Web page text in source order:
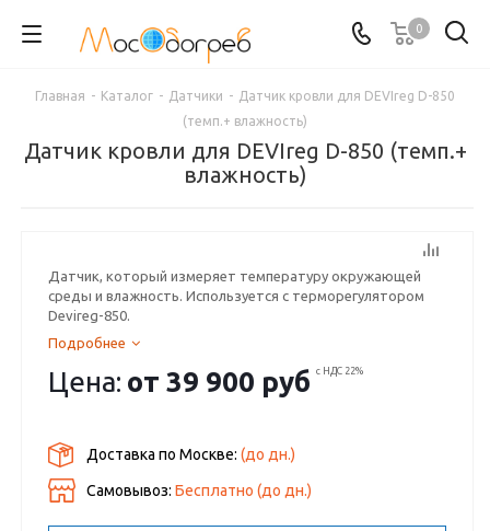
0
Главная - Каталог - Датчики - Датчик кровли для DEVIreg D-850
(темп.+ влажность)
Датчик кровли для DEVIreg D-850 (темп.+
влажность)
Датчик, который измеряет температуру окружающей
среды и влажность. Используется с терморегулятором
Devireg-850.
Подробнее
Цена: от39 900 руб с НДС 22%
Доставка по Москве:(до дн.)
Самовывоз:Бесплатно (до дн.)